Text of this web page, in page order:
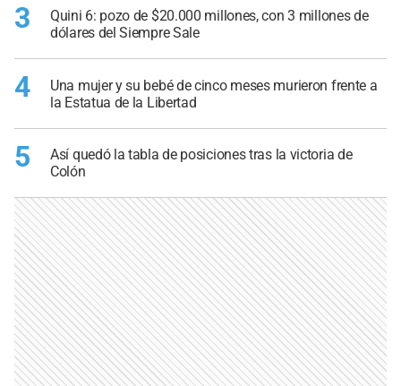
3
Quini 6: pozo de $20.000 millones, con 3 millones de
dólares del Siempre Sale
4
Una mujer y su bebé de cinco meses murieron frente a
la Estatua de la Libertad
5
Así quedó la tabla de posiciones tras la victoria de
Colón